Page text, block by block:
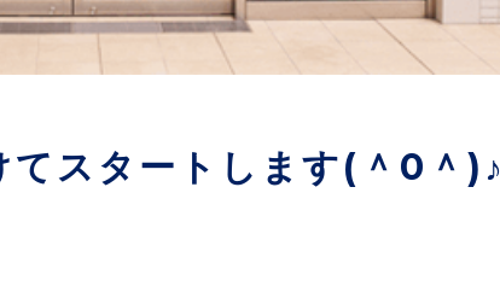
てスタートします(＾0＾)♪